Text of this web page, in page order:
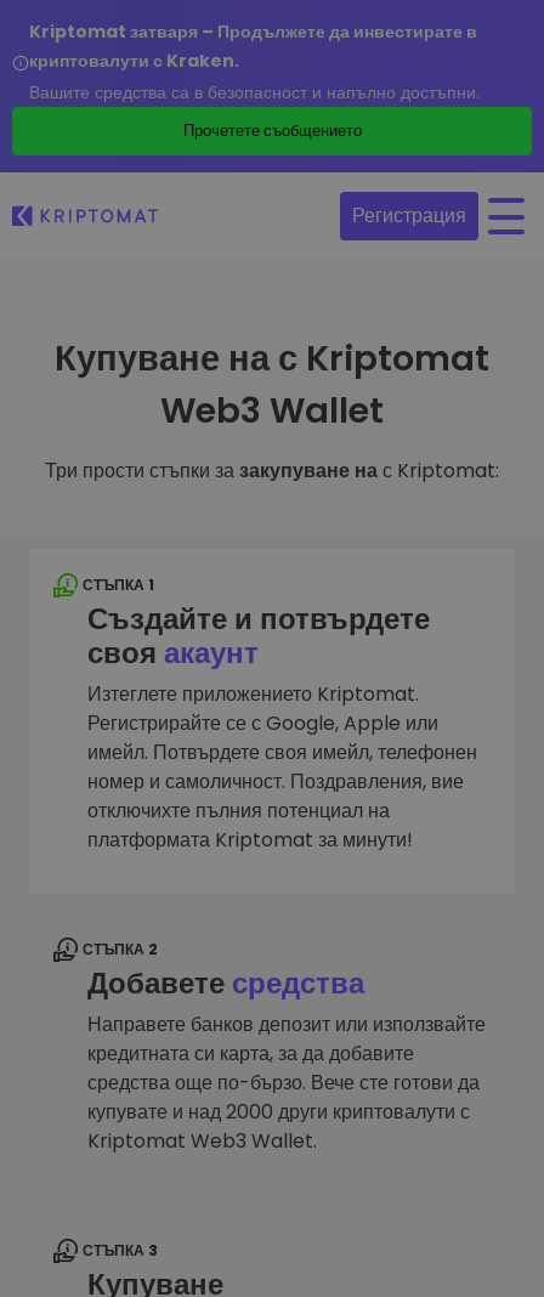
Kriptomat затваря – Продължете да инвестирате в
криптовалути с Kraken.
Вашите средства са в безопасност и напълно достъпни.
Прочетете съобщението
Регистрация
Купуване на с Kriptomat
Web3 Wallet
Три прости стъпки зазакупуване нас Kriptomat:
СТЪПКА 1
Създайте и потвърдете
своя акаунт
Изтеглете приложението Kriptomat.
Регистрирайте се с Google, Apple или
имейл. Потвърдете своя имейл, телефонен
номер и самоличност. Поздравления, вие
отключихте пълния потенциал на
платформата Kriptomat за минути!
СТЪПКА 2
Добавете средства
Направете банков депозит или използвайте
кредитната си карта, за да добавите
средства още по-бързо. Вече сте готови да
купувате и над 2000 други криптовалути с
Kriptomat Web3 Wallet.
СТЪПКА 3
Купуване